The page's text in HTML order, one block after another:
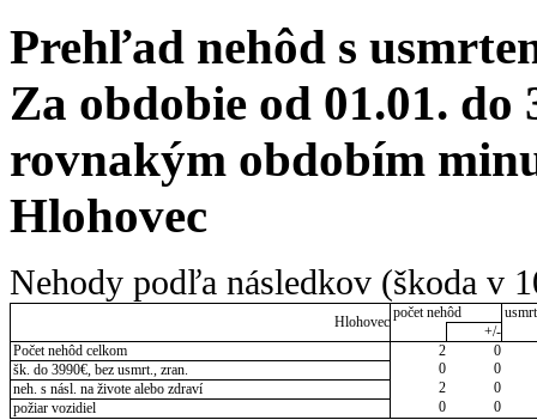
Prehľad nehôd s
Za obdobie od 01.01. do
rovnakým obdobím
Hlohovec
Nehody podľa následkov (škoda v
Hlohovec
počet nehôd
+/-
Počet nehôd celkom
2
0
šk. do 3990€, bez usmrt., zran.
0
0
neh. s násl. na živote alebo zdraví
2
0
požiar vozidiel
0 0